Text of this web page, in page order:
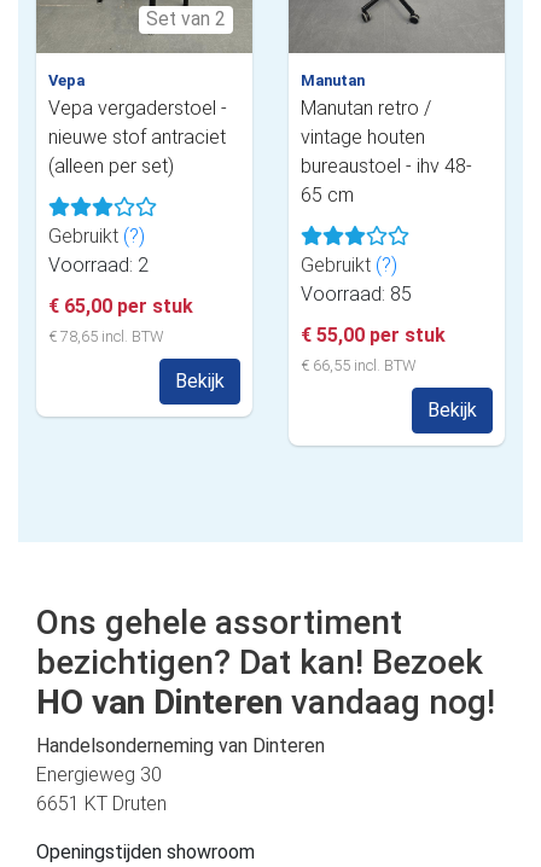
Set van 2
Vepa
Vepa vergaderstoel -
nieuwe stof antraciet
(alleen per set)
Gebruikt (?)
Voorraad: 2
€ 65,00 per stuk
€ 78,65 incl. BTW
Bekijk
Manutan
Manutan retro /
vintage houten
bureaustoel - ihv 48-
65 cm
Gebruikt (?)
Voorraad: 85
€ 55,00 per stuk
€ 66,55 incl. BTW
Bekijk
Ons gehele assortiment
bezichtigen? Dat kan! Bezoek
HO van Dinteren vandaag nog!
Handelsonderneming van Dinteren
Energieweg 30
6651 KT Druten
Openingstijden showroom